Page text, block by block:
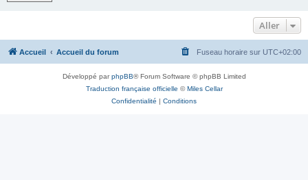
Aller
Accueil Accueil du forum Fuseau horaire sur UTC+02:00
Développé parphpBB® Forum Software © phpBB Limited
Traduction française officielle ©Miles Cellar
Confidentialité | Conditions